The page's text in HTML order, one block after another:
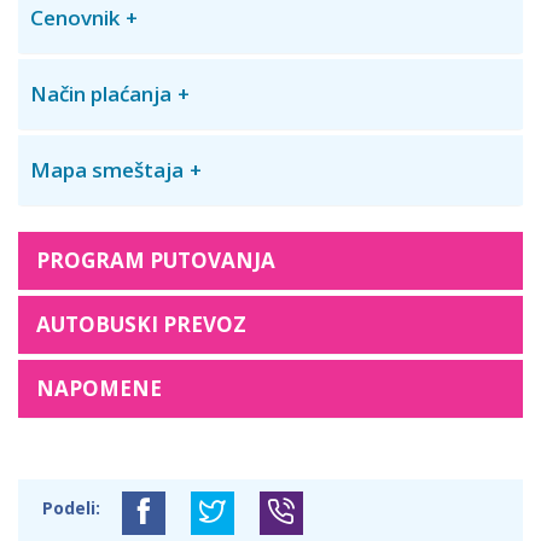
Cenovnik
Način plaćanja
Mapa smeštaja
PROGRAM PUTOVANJA
AUTOBUSKI PREVOZ
NAPOMENE
Podeli: